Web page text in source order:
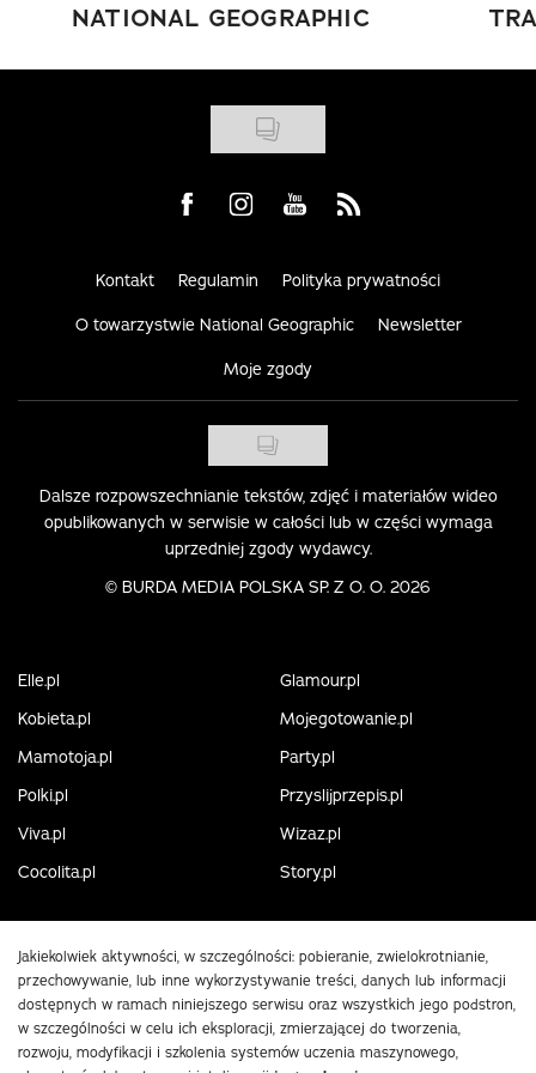
NATIONAL GEOGRAPHIC
Visit us on Facebook
Visit us on Instagram
Visit us on Youtube
Visit us on Rss
Kontakt Regulamin Polityka prywatności
O towarzystwie National Geographic Newsletter
Moje zgody
Dalsze rozpowszechnianie tekstów, zdjęć i materiałów wideo
opublikowanych w serwisie w całości lub w części wymaga
uprzedniej zgody wydawcy.
© BURDA MEDIA POLSKA SP. Z O. O. 2026
Elle.pl
Glamour.pl
Kobieta.pl
Mojegotowanie.pl
Mamotoja.pl
Party.pl
Polki.pl
Przyslijprzepis.pl
Viva.pl
Wizaz.pl
Cocolita.pl
Story.pl
Jakiekolwiek aktywności, w szczególności: pobieranie, zwielokrotnianie,
przechowywanie, lub inne wykorzystywanie treści, danych lub informacji
dostępnych w ramach niniejszego serwisu oraz wszystkich jego podstron,
w szczególności w celu ich eksploracji, zmierzającej do tworzenia,
rozwoju, modyfikacji i szkolenia systemów uczenia maszynowego,